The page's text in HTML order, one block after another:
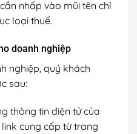
nhấp vào mũi tên chỉ
loại thuế.
doanh nghiệp
nghiệp, quý khách
sau:
thông tin điện tử của
cung cấp từ trang